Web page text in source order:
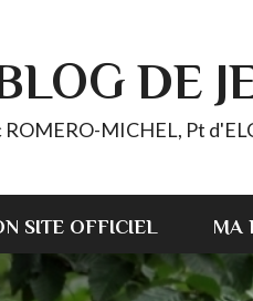
DE
ROMERO-MICHEL, Pt
SITE OFFICIEL MA